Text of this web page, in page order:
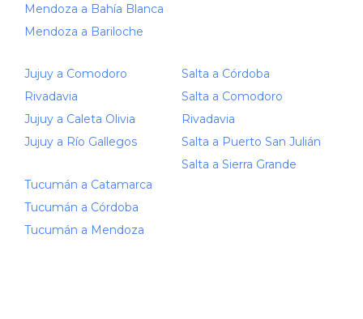
Mendoza a Bahía Blanca
Mendoza a Bariloche
Jujuy a Comodoro
Rivadavia
Jujuy a Caleta Olivia
Jujuy a Río Gallegos
Tucumán a Catamarca
Tucumán a Córdoba
Tucumán a Mendoza
Salta a Córdoba
Salta a Comodoro
Rivadavia
Salta a Puerto San Julián
Salta a Sierra Grande